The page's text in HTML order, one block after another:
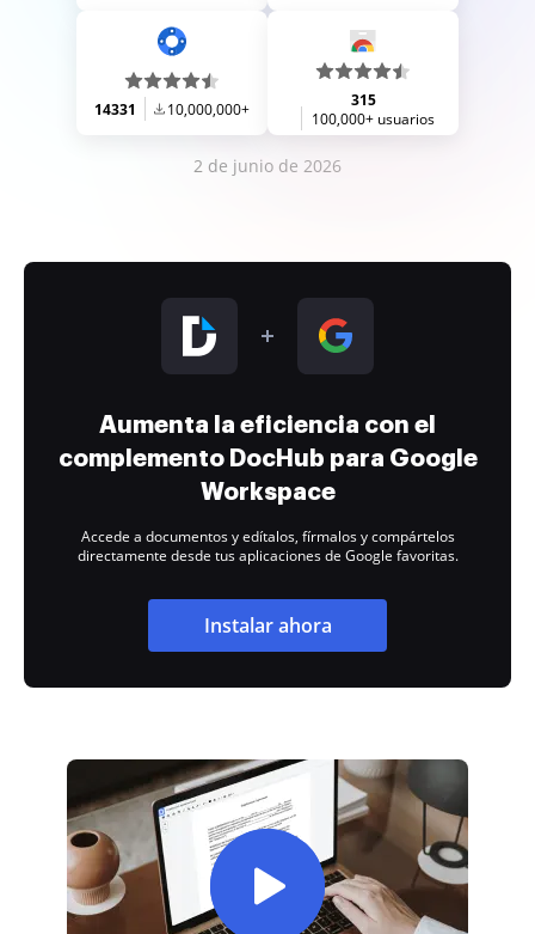
14331 10,000,000+
315
100,000+ usuarios
2 de junio de 2026
Aumenta la eficiencia con el
complemento DocHub para Google
Workspace
Accede a documentos y edítalos, fírmalos y compártelos
directamente desde tus aplicaciones de Google favoritas.
Instalar ahora